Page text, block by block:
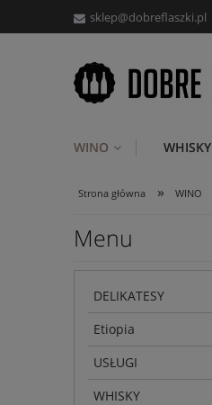
sklep@dobreflaszki.pl
WINO WHISKY
Strona główna » WINO
Menu
DELIKATESY
Etiopia
USŁUGI
WHISKY